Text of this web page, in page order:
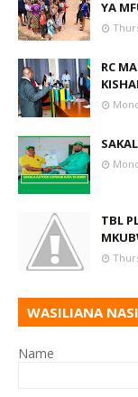
YA
RC
TBL
WASILIANA NASI
Name